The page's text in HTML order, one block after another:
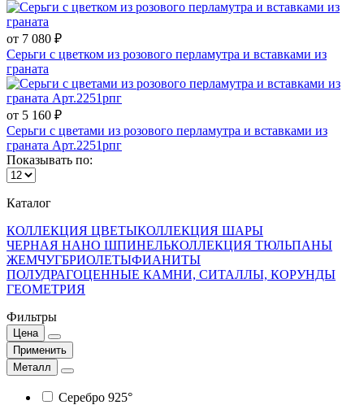
от 7 080 ₽
Серьги с цветком из розового перламутра и вставками из
граната
от 5 160 ₽
Серьги с цветами из розового перламутра и вставками из
граната Арт.2251рпг
Показывать по:
Каталог
КОЛЛЕКЦИЯ ЦВЕТЫКОЛЛЕКЦИЯ ШАРЫ
ЧЕРНАЯ НАНО ШПИНЕЛЬКОЛЛЕКЦИЯ ТЮЛЬПАНЫ
ЖЕМЧУГБРИОЛЕТЫФИАНИТЫ
ПОЛУДРАГОЦЕННЫЕ КАМНИ, СИТАЛЛЫ, КОРУНДЫ
ГЕОМЕТРИЯ
Фильтры
Цена
Применить
Металл
Серебро 925°